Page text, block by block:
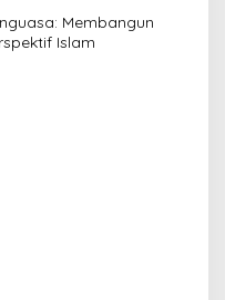
Membangun
Islam